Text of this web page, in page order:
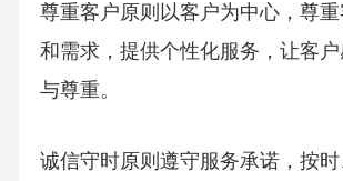
尊重客户原则以客户为中心，尊
和需求，提供个性化服务，让客
与尊重。
诚信守时原则遵守服务承诺，按